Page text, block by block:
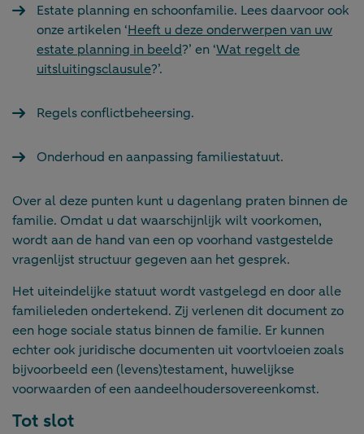
Estate planning en schoonfamilie. Lees daarvoor ook
onze artikelen ‘Heeft u deze onderwerpen van uw
estate planning in beeld?’ en ‘Wat regelt de
uitsluitingsclausule?’.
Regels conflictbeheersing.
Onderhoud en aanpassing familiestatuut.
Over al deze punten kunt u dagenlang praten binnen de
familie. Omdat u dat waarschijnlijk wilt voorkomen,
wordt aan de hand van een op voorhand vastgestelde
vragenlijst structuur gegeven aan het gesprek.
Het uiteindelijke statuut wordt vastgelegd en door alle
familieleden ondertekend. Zij verlenen dit document zo
een hoge sociale status binnen de familie. Er kunnen
echter ook juridische documenten uit voortvloeien zoals
bijvoorbeeld een (levens)testament, huwelijkse
voorwaarden of een aandeelhoudersovereenkomst.
Tot slot